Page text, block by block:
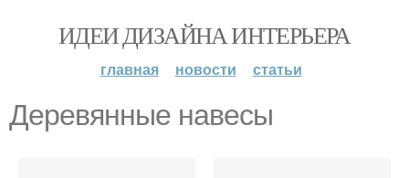
ИДЕИ ДИЗАЙНА ИНТЕРЬЕРА
главная новости статьи
Деревянные навесы